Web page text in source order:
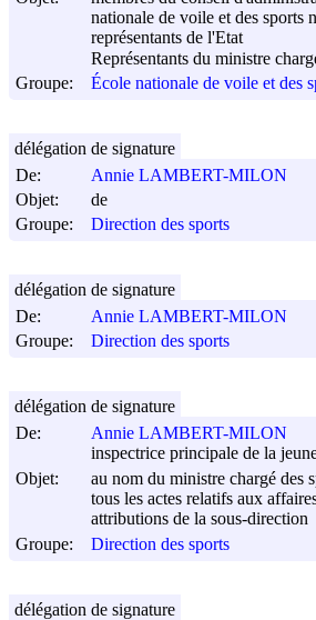
nationale de voile et des sports
représentants de l'Etat
Représentants du ministre
Groupe:
École nationale de voile et des
De:
Annie LAMBERT-MILON
Objet:
de
Groupe:
Direction des sports
délégation de signature
De:
Annie LAMBERT-MILON
Groupe:
Direction des sports
délégation de signature
De:
Annie LAMBERT-MILON
inspectrice principale de la
Objet:
au nom du ministre chargé des
tous les actes relatifs aux
attributions de la sous-direction
Groupe:
Direction des sports
délégation de signature
délégation de signature